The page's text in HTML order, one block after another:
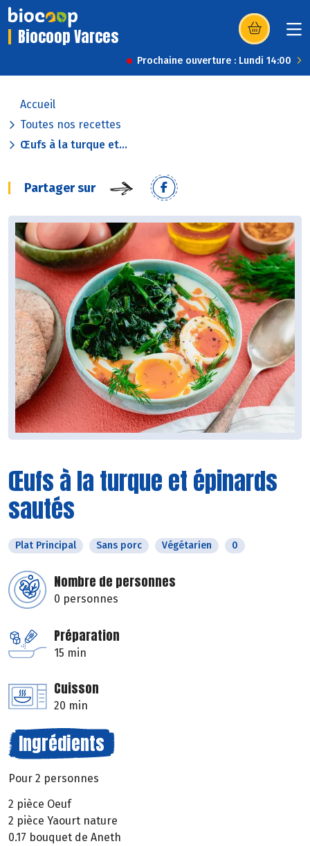
Biocoop Varces (s’ouvre dans
Prochaine ouverture : Lundi 14:00
Accueil
Toutes nos recettes
Œufs à la turque et...
Partager sur
Œufs à la turque et épinards
sautés
Plat Principal Sans porc Végétarien 0
Nombre de personnes
0 personnes
Préparation
15 min
Cuisson
20 min
Ingrédients
Pour 2 personnes
2 pièce Oeuf
2 pièce Yaourt nature
0.17 bouquet de Aneth